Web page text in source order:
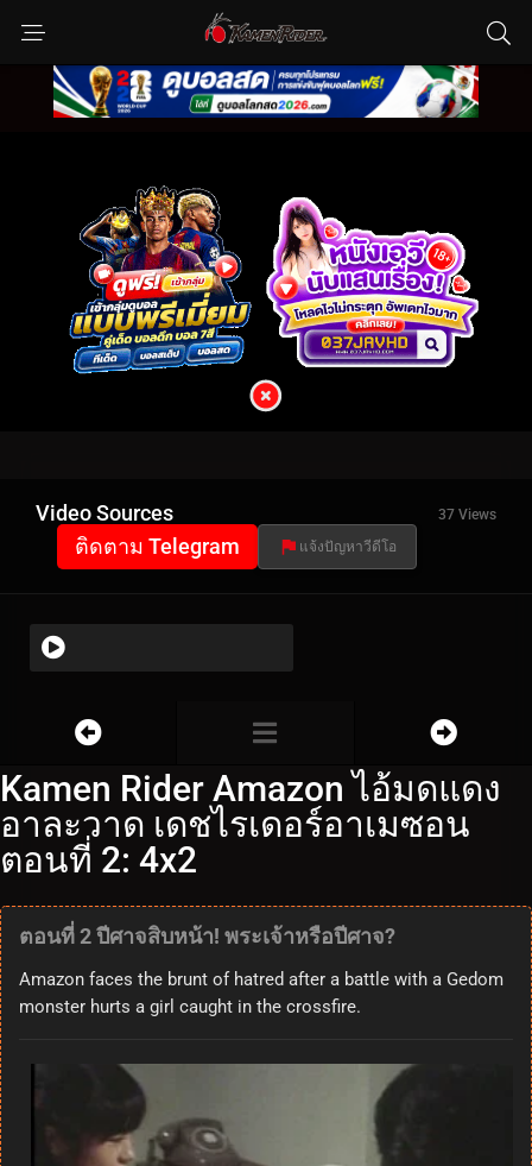
Video Sources 37 Views
ติดตาม Telegram แจ้งปัญหาวีดีโอ
Kamen Rider Amazon ไอ้มดแดง
อาละวาด เดชไรเดอร์อาเมซอน
ตอนที่ 2: 4x2
ตอนที่ 2 ปีศาจสิบหน้า! พระเจ้าหรือปีศาจ?
Amazon faces the brunt of hatred after a battle with a Gedom
monster hurts a girl caught in the crossfire.